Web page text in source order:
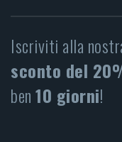
Iscriviti alla
sconto del
ben10 giorni!